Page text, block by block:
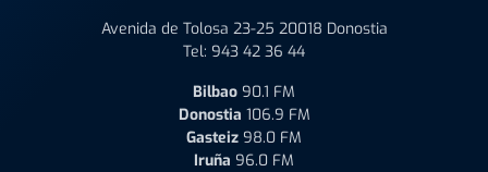
Avenida de Tolosa 23-25 20018 Donostia
Tel: 943 42 36 44
Bilbao 90.1 FM
Donostia 106.9 FM
Gasteiz 98.0 FM
Iruña 96.0 FM